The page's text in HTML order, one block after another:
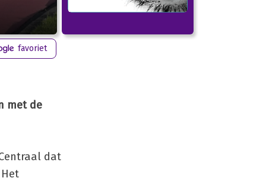
favoriet
met de
dat